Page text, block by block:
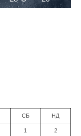
СБ НД
1 2